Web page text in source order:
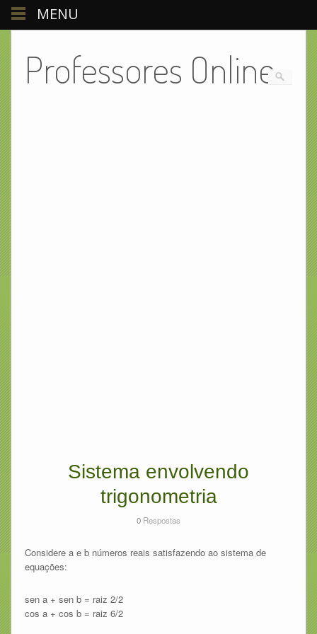
Professores Online
Sistema envolvendo
trigonometria
0 Respostas
Considere a e b números reais satisfazendo ao sistema de
equações:
sen a + sen b = raiz 2/2
cos a + cos b = raiz 6/2
MENU